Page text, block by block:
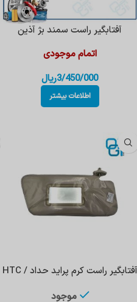
آفتابگیر راست سمند بژ آذین
اتمام موجودی
3/450/000ریال
اطلاعات بیشتر
آفتابگیر راست کرم پراید حداد / HTC
موجود